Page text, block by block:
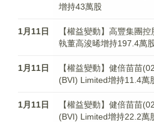
增持43萬股
1月11日
【權益變動】高豐集團
執董高浚晞增持197.4萬
1月11日
【權益變動】健倍苗苗
(BVI) Limited增持11.4萬
1月11日
【權益變動】健倍苗苗
(BVI) Limited增持22.2萬